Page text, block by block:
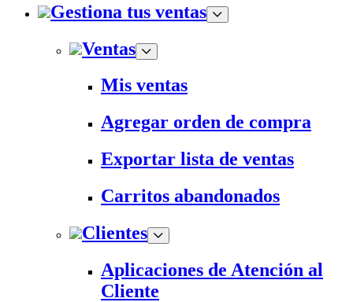
Gestiona tus ventas
Ventas
Mis ventas
Agregar orden de compra
Exportar lista de ventas
Carritos abandonados
Clientes
Aplicaciones de Atención al
Cliente